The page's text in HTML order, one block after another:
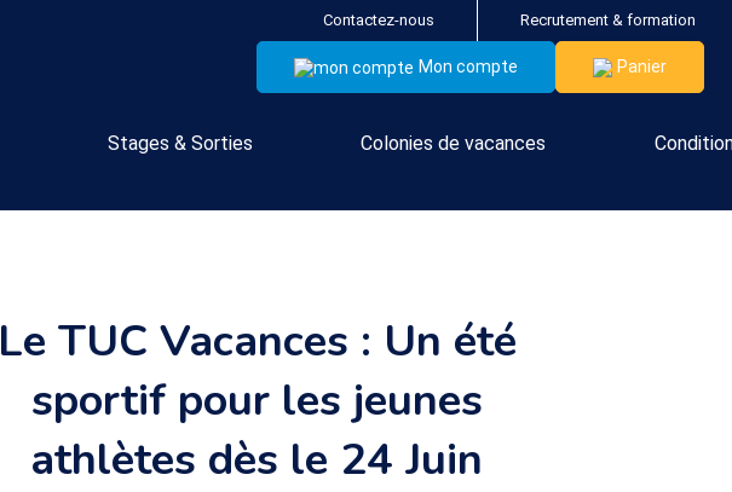
Contactez-nous Recrutement & formation
Mon compte Panier
Stages & Sorties Colonies de vacances
Le TUC Vacances : Un été
sportif pour les jeunes
athlètes dès le 24 Juin